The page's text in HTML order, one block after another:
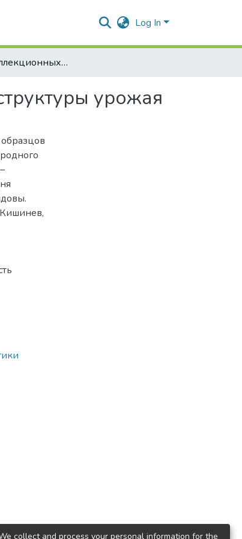
Log In
Оценка коллекционных образцов сои по элементам структуры урожая
урожая
collect and process your personal information for the